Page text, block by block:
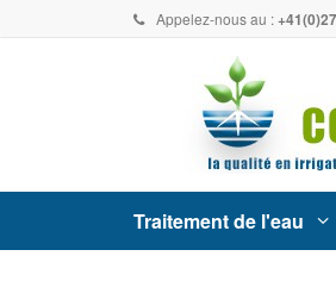
Appelez-nous au :
Traitement de l'eau